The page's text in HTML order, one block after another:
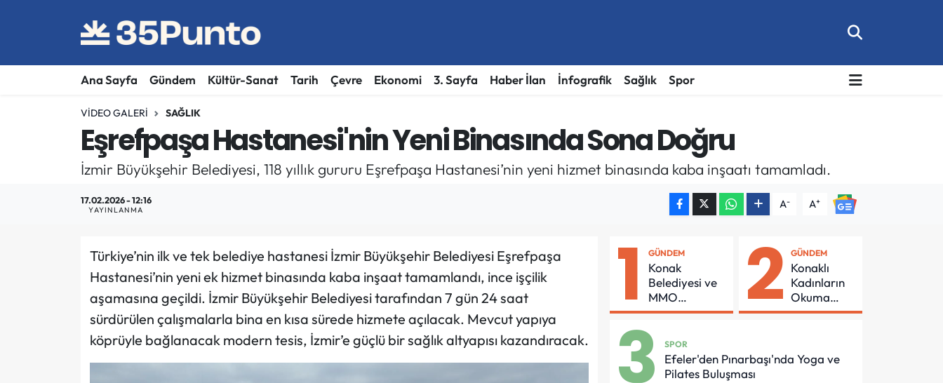
Ana Sayfa Gündem Kültür-Sanat Tarih Çevre Ekonomi 3. Sayfa Haber İlan İnfografik Sağlık Spor
VIDEO GALERI SAĞLIK
Eşrefpaşa Hastanesi'nin Yeni Binasında Sona Doğru
İzmir Büyükşehir Belediyesi, 118 yıllık gururu Eşrefpaşa Hastanesi’nin yeni hizmet binasında kaba inşaatı tamamladı.
17.02.2026 - 12:16
YAYINLANMA A- A+
Türkiye’nin ilk ve tek belediye hastanesi İzmir Büyükşehir Belediyesi Eşrefpaşa
Hastanesi’nin yeni ek hizmet binasında kaba inşaat tamamlandı, ince işçilik
aşamasına geçildi. İzmir Büyükşehir Belediyesi tarafından 7 gün 24 saat
sürdürülen çalışmalarla bina en kısa sürede hizmete açılacak. Mevcut yapıya
köprüyle bağlanacak modern tesis, İzmir’e güçlü bir sağlık altyapısı kazandıracak.
1 GÜNDEM
Konak
Belediyesi ve
MMO
Arasında
Güvenliği İçin
Önemli
Protokol
2 GÜNDEM
Konaklı
Kadınların
Okuma
Azmi Örnek
3 SPOR
Efeler'den Pınarbaşı'nda Yoga ve
Pilates Buluşması